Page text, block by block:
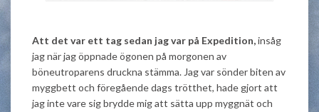
Att det var ett tag sedan jag var på Expedition,insåg
jag när jag öppnade ögonen på morgonen av
böneutroparens druckna stämma. Jag var sönder biten av
myggbett och föregående dags trötthet, hade gjort att
jag inte vare sig brydde mig att sätta upp myggnät och